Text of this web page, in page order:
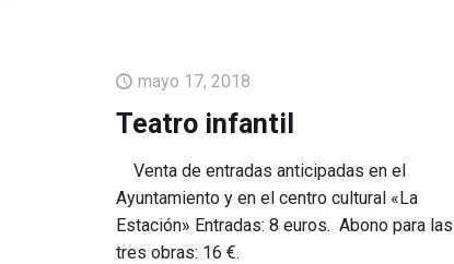
mayo 17, 2018
Teatro infantil
Venta de entradas anticipadas en el
Ayuntamiento y en el centro cultural «La
Estación» Entradas: 8 euros. Abono para las
tres obras: 16 €.